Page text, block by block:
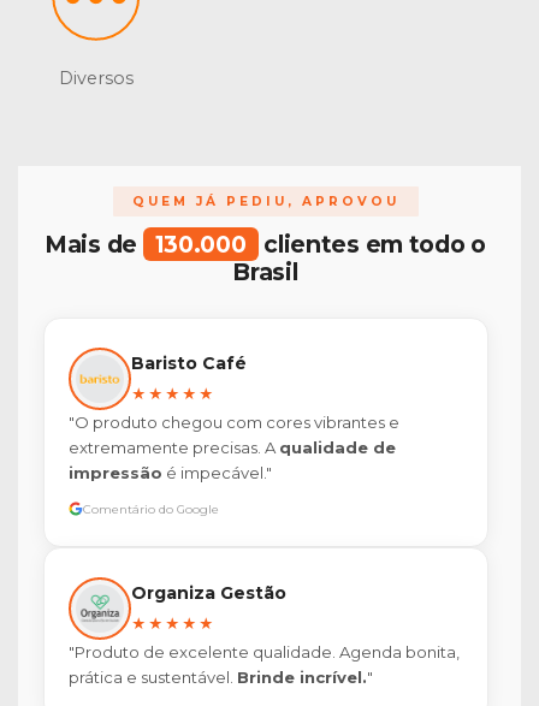
Diversos
QUEM JÁ PEDIU, APROVOU
Mais de 130.000
clientes em todo o
Brasil
Baristo Café
★★★★★
"O produto chegou com cores vibrantes e
extremamente precisas. Aqualidade de
impressão é impecável."
Comentário do Google
Organiza Gestão
★★★★★
"Produto de excelente qualidade. Agenda bonita,
prática e sustentável. Brinde incrível."